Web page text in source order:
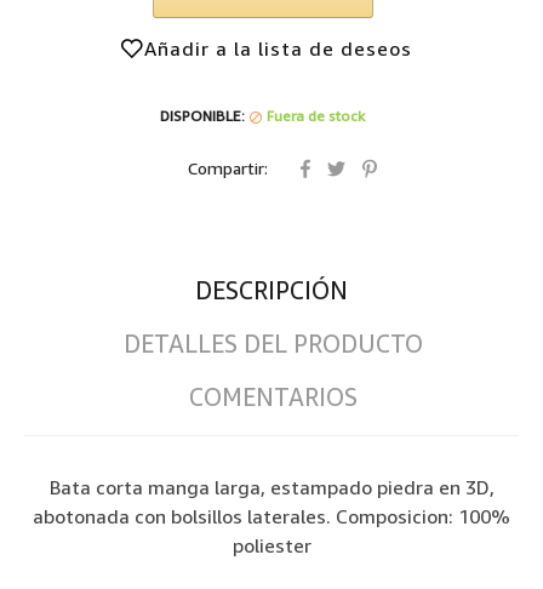
Añadir a la lista de deseos
DISPONIBLE:  Fuera de stock
Compartir:
DESCRIPCIÓN
DETALLES DEL PRODUCTO
COMENTARIOS
Bata corta manga larga, estampado piedra en 3D,
abotonada con bolsillos laterales. Composicion: 100%
poliester